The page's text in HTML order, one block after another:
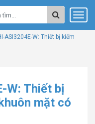
ASI3204E-W: Thiết bị kiểm
W: Thiết bị
mặt có